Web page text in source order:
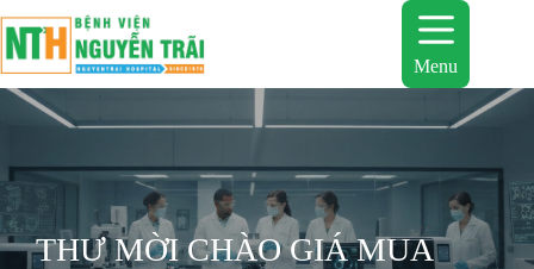
đến
phần
nội
dung
Menu
THƯ MỜI CHÀO GIÁ MUA